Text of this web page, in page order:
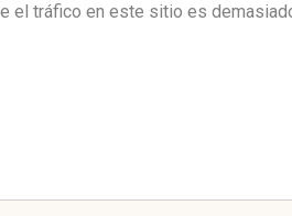
el tráfico en este sitio es